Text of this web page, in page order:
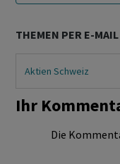
THEMEN PER E-
Aktien Schweiz
Ihr
Die